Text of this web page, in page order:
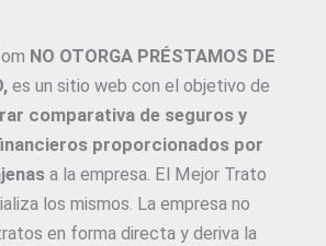
NO OTORGA PRÉSTAMOS DE
es un sitio web con el objetivo de
comparativa de seguros y
proporcionados por
a la empresa. El Mejor Trato
los mismos. La empresa no
en forma directa y deriva la